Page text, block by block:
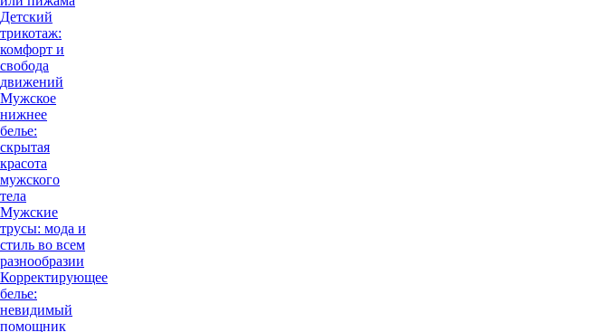
Детский
трикотаж:
комфорт и
свобода
движений
Мужское
нижнее
белье:
скрытая
красота
мужского
тела
Мужские
трусы: мода и
стиль во всем
разнообразии
Корректирующее
белье:
невидимый
помощник